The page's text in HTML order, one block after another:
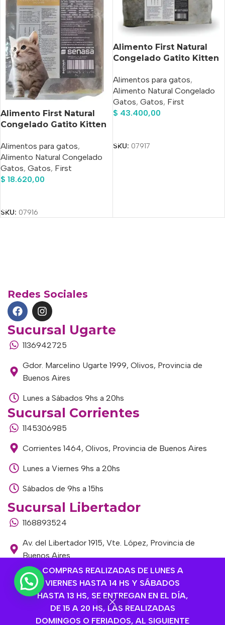
COMPRAS REALIZADAS DE LUNES A
VIERNES HASTA 14 HS Y SÁBADOS
HASTA 13 HS, SE ENTREGAN EN EL DÍA,
DE 15 A 20 HS, LAS REALIZADAS
DOMINGOS O FERIADOS, AL SIGUIENTE
Alimento First Natural
Congelado Gatito Kitten
Alimentos para gatos,
Alimento Natural Congelado
Gatos, Gatos, First
$ 18.620,00
SKU: 07916
Alimento First Natural
Congelado Gatito Kitten
Alimentos para gatos,
Alimento Natural Congelado
Gatos, Gatos, First
$ 43.400,00
SKU: 07917
Redes Sociales
Sucursal Ugarte
1136942725
Gdor. Marcelino Ugarte 1999, Olivos, Provincia de
Buenos Aires
Lunes a Sábados 9hs a 20hs
Sucursal Corrientes
1145306985
Corrientes 1464, Olivos, Provincia de Buenos Aires
Lunes a Viernes 9hs a 20hs
Sábados de 9hs a 15hs
Sucursal Libertador
1168893524
Av. del Libertador 1915, Vte. López, Provincia de
Buenos Aires
Lunes a Viernes de 9hs a 13hs / 16hs a 20hs
Sábados de 9hs a 15hs